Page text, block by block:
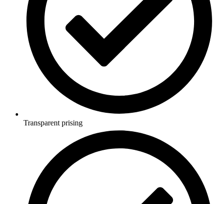
Transparent prising